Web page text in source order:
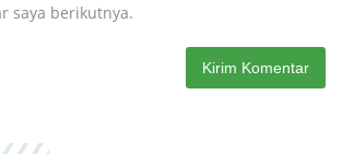
saya berikutnya.